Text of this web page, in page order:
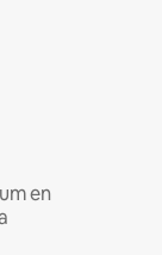
en